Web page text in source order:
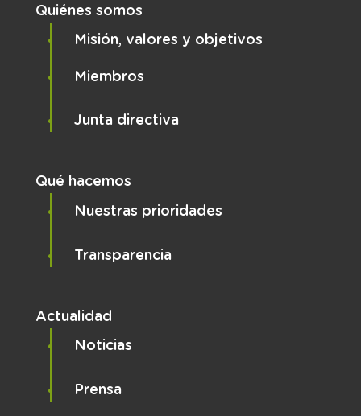
Navegación principal
Quiénes somos
Misión, valores y objetivos
Miembros
Junta directiva
Qué hacemos
Nuestras prioridades
Transparencia
Actualidad
Noticias
Prensa